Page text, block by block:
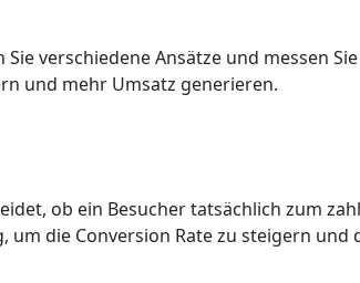
verschiedene Ansätze und messen
und mehr Umsatz generieren.
ob ein Besucher tatsächlich zum
die Conversion Rate zu steigern und